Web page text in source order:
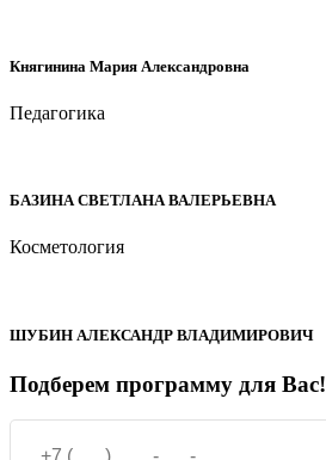
Княгинина Мария Александровна
Педагогика
БАЗИНА СВЕТЛАНА ВАЛЕРЬЕВНА
Косметология
ШУБИН АЛЕКСАНДР ВЛАДИМИРОВИЧ
Подберем программу для Вас!